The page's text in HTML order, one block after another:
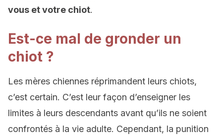
vous et votre chiot.
Est-ce mal de gronder un
chiot ?
Les mères chiennes réprimandent leurs chiots,
c’est certain. C’est leur façon d’enseigner les
limites à leurs descendants avant qu’ils ne soient
confrontés à la vie adulte. Cependant, la punition